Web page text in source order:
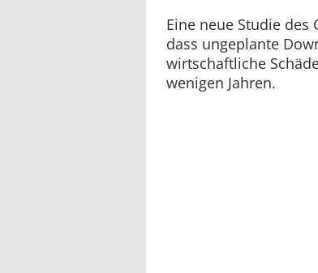
Eine neue Studie des
dass ungeplante
wirtschaftliche
wenigen Jahren.